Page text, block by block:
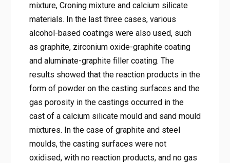
mixture, Croning mixture and calcium silicate
materials. In the last three cases, various
alcohol-based coatings were also used, such
as graphite, zirconium oxide-graphite coating
and aluminate-graphite filler coating. The
results showed that the reaction products in the
form of powder on the casting surfaces and the
gas porosity in the castings occurred in the
cast of a calcium silicate mould and sand mould
mixtures. In the case of graphite and steel
moulds, the casting surfaces were not
oxidised, with no reaction products, and no gas